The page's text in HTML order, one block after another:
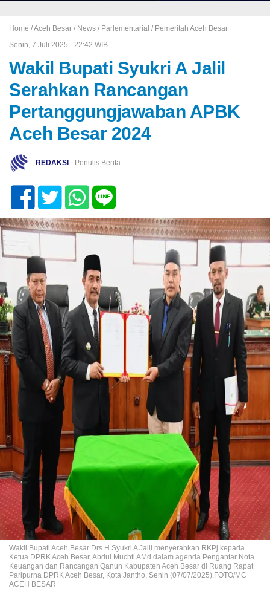
Home /Aceh Besar / News / Parlementarial / Pemeritah Aceh Besar
Senin, 7 Juli 2025 - 22:42 WIB
Wakil Bupati Syukri A Jalil
Serahkan Rancangan
Pertanggungjawaban APBK
Aceh Besar 2024
REDAKSI - Penulis Berita
Wakil Bupati Aceh Besar Drs H Syukri A Jalil menyerahkan RKPj kepada
Ketua DPRK Aceh Besar, Abdul Muchti AMd dalam agenda Pengantar Nota
Keuangan dan Rancangan Qanun Kabupaten Aceh Besar di Ruang Rapat
Paripurna DPRK Aceh Besar, Kota Jantho, Senin (07/07/2025).FOTO/MC
ACEH BESAR